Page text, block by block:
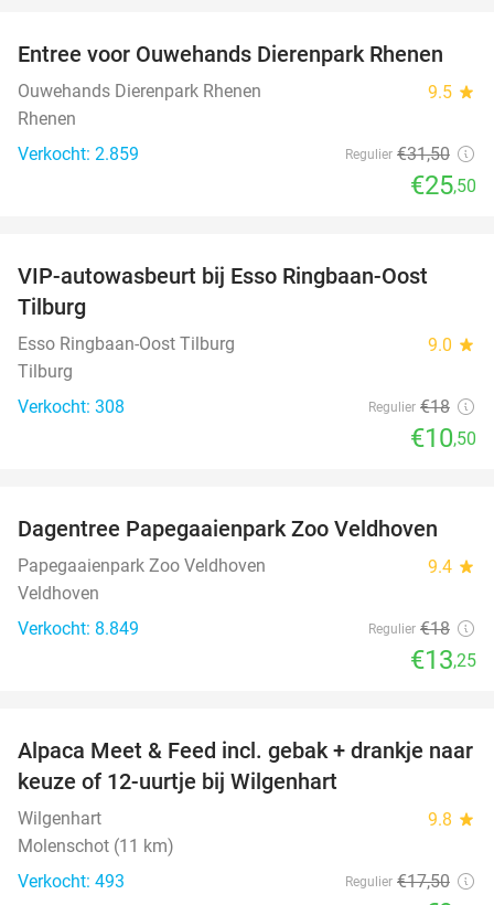
19%
Entree voor Ouwehands Dierenpark Rhenen
Ouwehands Dierenpark Rhenen 9.5 star
Rhenen
Verkocht: 2.859
Regulier €31,50
€25,50
42%
VIP-autowasbeurt bij Esso Ringbaan-Oost
Tilburg
Esso Ringbaan-Oost Tilburg 9.0 star
Tilburg
Verkocht: 308
Regulier €18
€10,50
26%
Dagentree Papegaaienpark Zoo Veldhoven
Papegaaienpark Zoo Veldhoven 9.4 star
Veldhoven
Verkocht: 8.849
Regulier €18
€13,25
43%
Alpaca Meet & Feed incl. gebak + drankje naar
keuze of 12-uurtje bij Wilgenhart
Wilgenhart 9.8 star
Molenschot (11 km)
Verkocht: 493
Regulier €17,50